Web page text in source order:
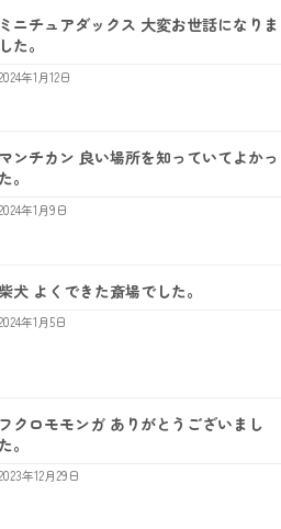
ミニチュアダックス 大変お世話になりま
した。
2024年1月12日
マンチカン 良い場所を知っていてよかっ
た。
2024年1月9日
犬 よくできた斎場でした。
年1月5日
フクロモモンガ ありがとうございまし
た。
年12月29日